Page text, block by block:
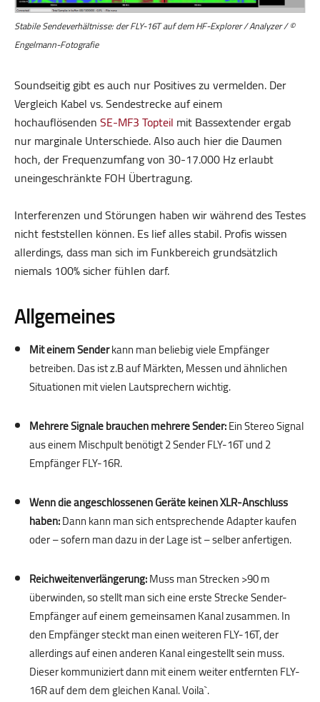
Stabile Sendeverhältnisse: der FLY-16T auf dem HF-Explorer / Analyzer / ©
Engelmann-Fotografie
Soundseitig gibt es auch nur Positives zu vermelden. Der
Vergleich Kabel vs. Sendestrecke auf einem
hochauflösendenSE-MF3 Topteil mit Bassextender ergab
nur marginale Unterschiede. Also auch hier die Daumen
hoch, der Frequenzumfang von 30-17.000 Hz erlaubt
uneingeschränkte FOH Übertragung.
Interferenzen und Störungen haben wir während des Testes
nicht feststellen können. Es lief alles stabil. Profis wissen
allerdings, dass man sich im Funkbereich grundsätzlich
niemals 100% sicher fühlen darf.
Allgemeines
Mit einem Senderkann man beliebig viele Empfänger
betreiben. Das ist z.B auf Märkten, Messen und ähnlichen
Situationen mit vielen Lautsprechern wichtig.
Mehrere Signale brauchen mehrere Sender:Ein Stereo Signal
aus einem Mischpult benötigt 2 Sender FLY-16T und 2
Empfänger FLY-16R.
Wenn die angeschlossenen Geräte keinen XLR-Anschluss
haben:Dann kann man sich entsprechende Adapter kaufen
oder – sofern man dazu in der Lage ist – selber anfertigen.
Reichweitenverlängerung:Muss man Strecken >90 m
überwinden, so stellt man sich eine erste Strecke Sender-
Empfänger auf einem gemeinsamen Kanal zusammen. In
den Empfänger steckt man einen weiteren FLY-16T, der
allerdings auf einen anderen Kanal eingestellt sein muss.
Dieser kommuniziert dann mit einem weiter entfernten FLY-
16R auf dem dem gleichen Kanal. Voila`.